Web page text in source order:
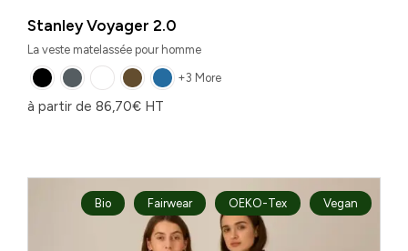
Stanley Voyager 2.0
La veste matelassée pour homme
+3 More
à partir de 86,70€ HT
Bio Fairwear OEKO-Tex Vegan